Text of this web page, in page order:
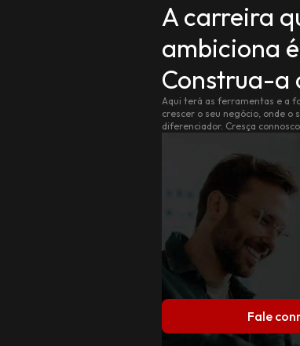
A carreira
ambiciona
Construa-a
Aqui terá as ferramentas e a
crescer o seu negócio, onde o
diferenciador. Cresça
Fale